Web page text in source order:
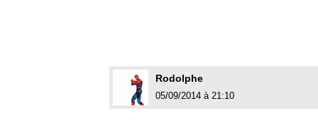
Rodolphe
05/09/2014 à 21:10